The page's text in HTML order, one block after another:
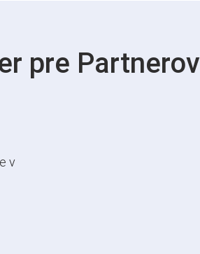
pre Partnerov
v